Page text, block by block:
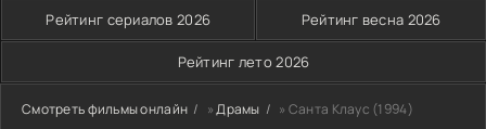
Рейтинг сериалов 2026 Рейтинг весна 2026
Рейтинг лето 2026
Смотреть фильмы онлайн »Драмы » Санта Клаус (1994)